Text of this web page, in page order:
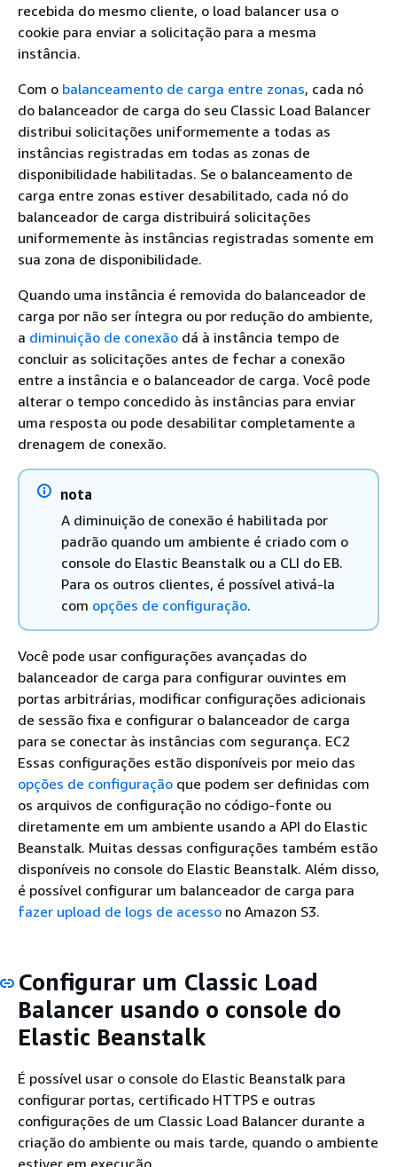
recebida do mesmo cliente, o load balancer usa o
cookie para enviar a solicitação para a mesma
instância.
Com o balanceamento de carga entre zonas, cada nó
do balanceador de carga do seu Classic Load Balancer
distribui solicitações uniformemente a todas as
instâncias registradas em todas as zonas de
disponibilidade habilitadas. Se o balanceamento de
carga entre zonas estiver desabilitado, cada nó do
balanceador de carga distribuirá solicitações
uniformemente às instâncias registradas somente em
sua zona de disponibilidade.
Quando uma instância é removida do balanceador de
carga por não ser íntegra ou por redução do ambiente,
a diminuição de conexão dá à instância tempo de
concluir as solicitações antes de fechar a conexão
entre a instância e o balanceador de carga. Você pode
alterar o tempo concedido às instâncias para enviar
uma resposta ou pode desabilitar completamente a
drenagem de conexão.
nota
A diminuição de conexão é habilitada por
padrão quando um ambiente é criado com o
console do Elastic Beanstalk ou a CLI do EB.
Para os outros clientes, é possível ativá-la
com opções de configuração.
Você pode usar configurações avançadas do
balanceador de carga para configurar ouvintes em
portas arbitrárias, modificar configurações adicionais
de sessão fixa e configurar o balanceador de carga
para se conectar às instâncias com segurança. EC2
Essas configurações estão disponíveis por meio das
opções de configuração que podem ser definidas com
os arquivos de configuração no código-fonte ou
diretamente em um ambiente usando a API do Elastic
Beanstalk. Muitas dessas configurações também estão
disponíveis no console do Elastic Beanstalk. Além disso,
é possível configurar um balanceador de carga para
fazer upload de logs de acesso no Amazon S3.
Configurar um Classic Load
Balancer usando o console do
Elastic Beanstalk
É possível usar o console do Elastic Beanstalk para
configurar portas, certificado HTTPS e outras
configurações de um Classic Load Balancer durante a
criação do ambiente ou mais tarde, quando o ambiente
estiver em execução.